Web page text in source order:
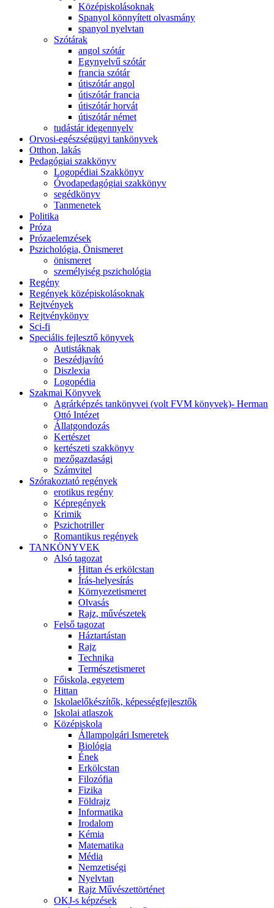
Középiskolásoknak
Spanyol könnyített olvasmány
spanyol nyelvtan
Szótárak
angol szótár
Egynyelvű szótár
francia szótár
útiszótár angol
útiszótár francia
útiszótár horvát
útiszótár német
tudástár idegennyelv
Orvosi-egészségügyi tankönyvek
Otthon, lakás
Pedagógiai szakkönyv
Logopédiai Szakkönyv
Óvodapedagógiai szakkönyv
segédkönyv
Tanmenetek
Politika
Próza
Prózaelemzések
Pszichológia, Önismeret
önismeret
személyiség pszichológia
Regény
Regények középiskolásoknak
Rejtvények
Rejtvénykönyv
Sci-fi
Speciális fejlesztő könyvek
Autistáknak
Beszédjavító
Diszlexia
Logopédia
Szakmai Könyvek
Agrárképzés tankönyvei (volt FVM könyvek)- Herman
Ottó Intézet
Állatgondozás
Kertészet
kertészeti szakkönyv
mezőgazdasági
Számvitel
Szórakoztató regények
erotikus regény
Képregények
Krimik
Pszichotriller
Romantikus regények
TANKÖNYVEK
Alsó tagozat
Hittan és erkölcstan
Írás-helyesírás
Környezetismeret
Olvasás
Rajz, művészetek
Felső tagozat
Háztartástan
Rajz
Technika
Természetismeret
Főiskola, egyetem
Hittan
Iskolaelőkészítők, képességfejlesztők
Iskolai atlaszok
Középiskola
Állampolgári Ismeretek
Biológia
Ének
Erkölcstan
Filozófia
Fizika
Földrajz
Informatika
Irodalom
Kémia
Matematika
Média
Nemzetiségi
Nyelvtan
Rajz Művészettörténet
OKJ-s képzések